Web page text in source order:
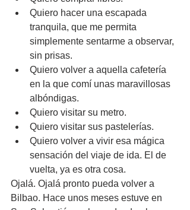
Quiero hacer una escapada
tranquila, que me permita
simplemente sentarme a observar,
sin prisas.
Quiero volver a aquella cafetería
en la que comí unas maravillosas
albóndigas.
Quiero visitar su metro.
Quiero visitar sus pastelerías.
Quiero volver a vivir esa mágica
sensación del viaje de ida. El de
vuelta, ya es otra cosa.
Ojalá. Ojalá pronto pueda volver a
Bilbao. Hace unos meses estuve en